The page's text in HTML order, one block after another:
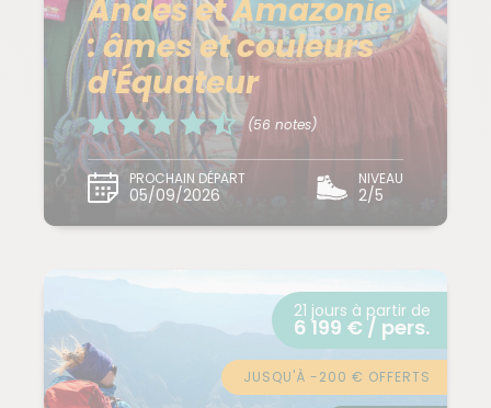
Andes et Amazonie
: âmes et couleurs
d'Équateur
(56 notes)
PROCHAIN DÉPART
05/09/2026
NIVEAU
2/5
21 jours à partir de
6 199 € / pers.
JUSQU'À -200 € OFFERTS